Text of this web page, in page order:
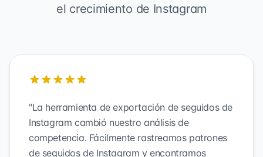
el crecimiento de Instagram
"La herramienta de exportación de seguidos de
Instagram cambió nuestro análisis de
competencia. Fácilmente rastreamos patrones
de seguidos de Instagram y encontramos